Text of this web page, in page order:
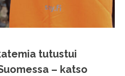
tutustui
– katso